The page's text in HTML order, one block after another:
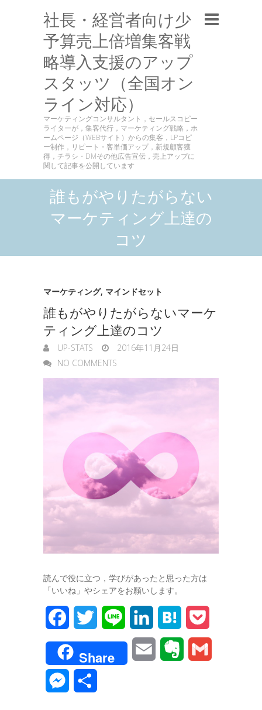
社長・経営者向け少
予算売上倍増集客戦
略導入支援のアップ
スタッツ（全国オン
ライン対応）
マーケティングコンサルタント，セールスコピー
ライターが，集客代行，マーケティング戦略，ホ
ームページ（WEBサイト）からの集客，LPコピ
ー制作，リピート・客単価アップ，新規顧客獲
得，チラシ・DMその他広告宣伝，売上アップに
関して記事を公開しています
誰もがやりたがらない
マーケティング上達の
コツ
マーケティング, マインドセット
誰もがやりたがらないマーケ
ティング上達のコツ
UP-STATS
2016年11月24日
NO COMMENTS
読んで役に立つ，学びがあったと思った方は
「いいね」やシェアをお願いします。
a
c
e
w
i
i
n
i
n
a
t
o
c
Share